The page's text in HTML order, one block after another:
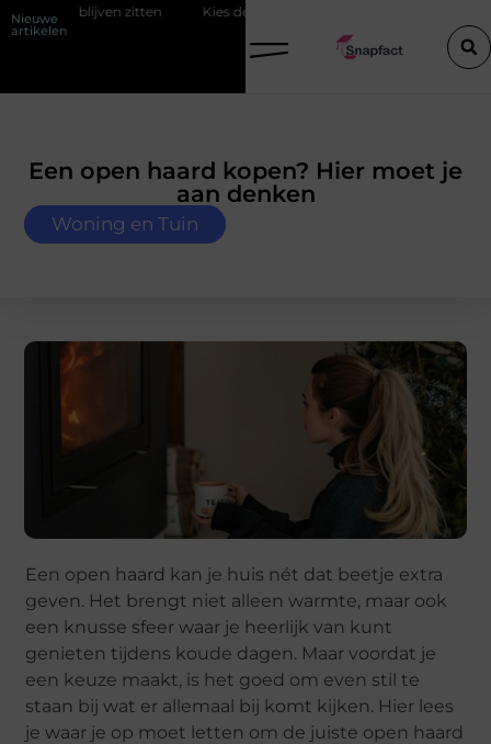
Nieuwe
artikelen
Kies de perfecte tussenjas voor heren
Een open haard kopen? Hier moet je
aan denken
Woning en Tuin
Een open haard kan je huis nét dat beetje extra
geven. Het brengt niet alleen warmte, maar ook
een knusse sfeer waar je heerlijk van kunt
genieten tijdens koude dagen. Maar voordat je
een keuze maakt, is het goed om even stil te
staan bij wat er allemaal bij komt kijken. Hier lees
je waar je op moet letten om de juiste open haard